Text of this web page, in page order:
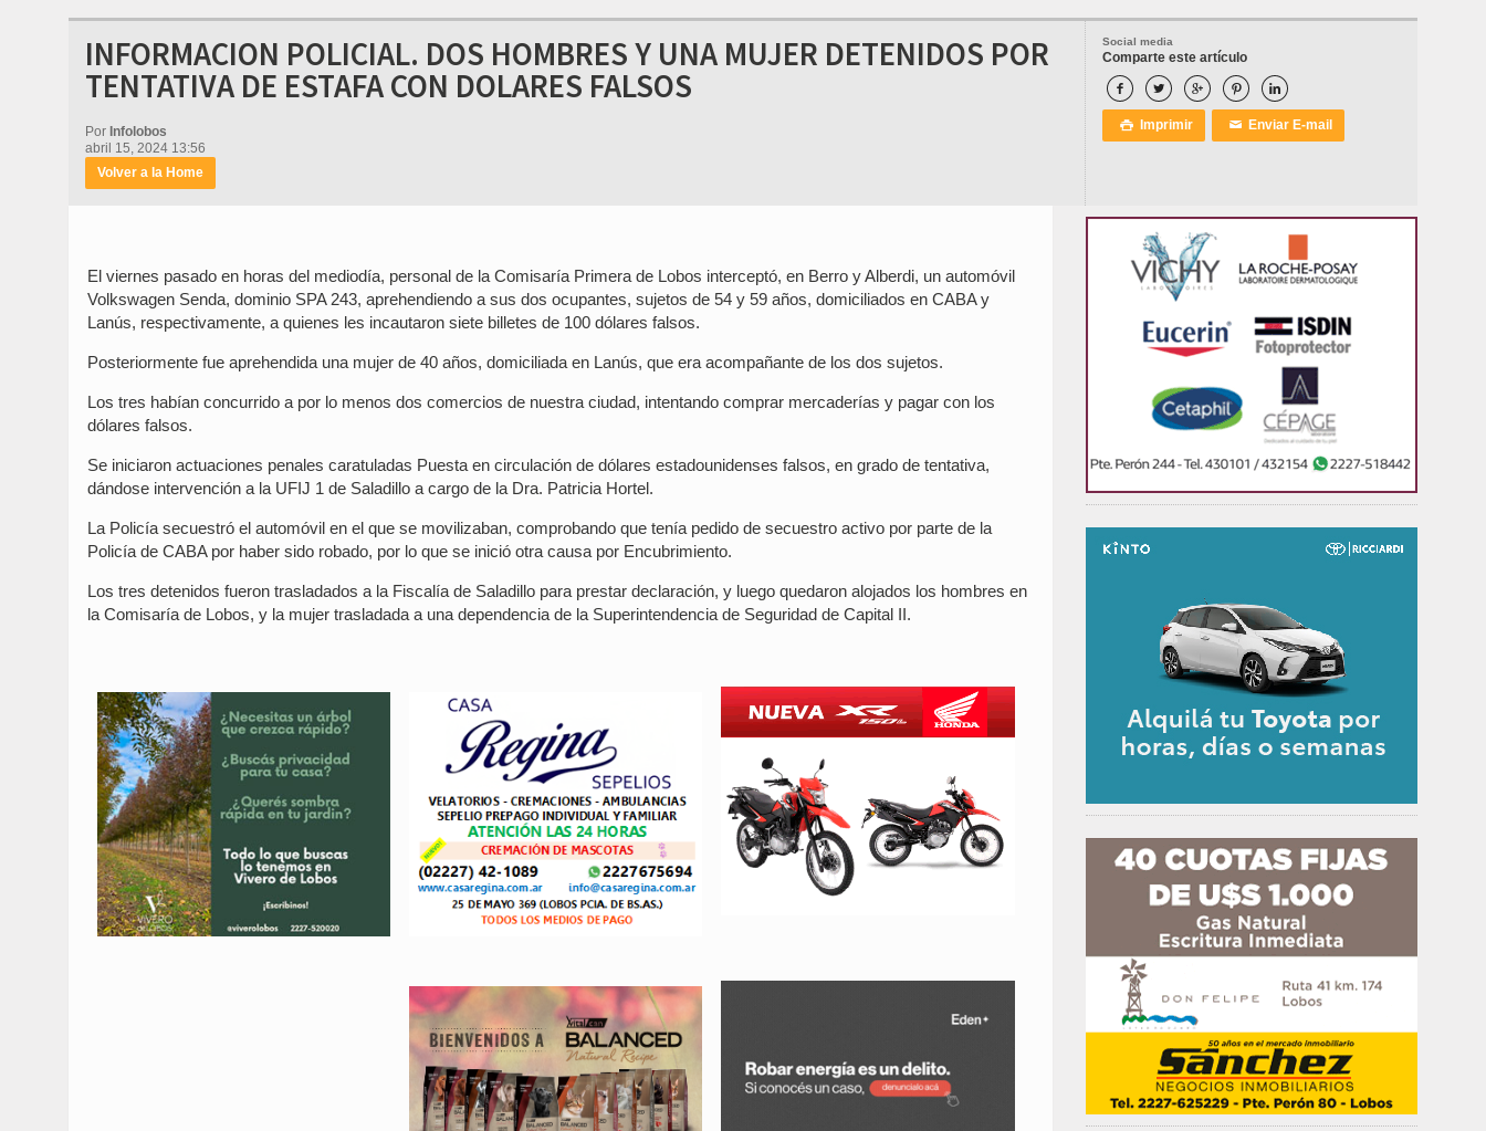
Social media
Comparte este artículo
    
 Imprimir ✉ Enviar E-mail
INFORMACION POLICIAL. DOS HOMBRES Y UNA MUJER DETENIDOS POR
TENTATIVA DE ESTAFA CON DOLARES FALSOS
Por Infolobos
abril 15, 2024 13:56
Volver a la Home
El viernes pasado en horas del mediodía, personal de la Comisaría Primera de Lobos interceptó, en Berro y Alberdi, un automóvil
Volkswagen Senda, dominio SPA 243, aprehendiendo a sus dos ocupantes, sujetos de 54 y 59 años, domiciliados en CABA y
Lanús, respectivamente, a quienes les incautaron siete billetes de 100 dólares falsos.
Posteriormente fue aprehendida una mujer de 40 años, domiciliada en Lanús, que era acompañante de los dos sujetos.
Los tres habían concurrido a por lo menos dos comercios de nuestra ciudad, intentando comprar mercaderías y pagar con los
dólares falsos.
Se iniciaron actuaciones penales caratuladas Puesta en circulación de dólares estadounidenses falsos, en grado de tentativa,
dándose intervención a la UFIJ 1 de Saladillo a cargo de la Dra. Patricia Hortel.
La Policía secuestró el automóvil en el que se movilizaban, comprobando que tenía pedido de secuestro activo por parte de la
Policía de CABA por haber sido robado, por lo que se inició otra causa por Encubrimiento.
Los tres detenidos fueron trasladados a la Fiscalía de Saladillo para prestar declaración, y luego quedaron alojados los hombres en
la Comisaría de Lobos, y la mujer trasladada a una dependencia de la Superintendencia de Seguridad de Capital II.